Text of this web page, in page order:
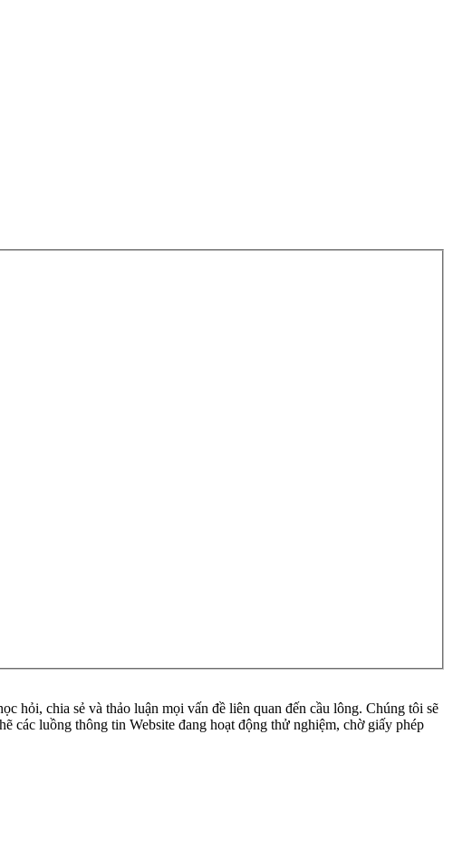
hỏi, chia sẻ và thảo luận mọi vấn đề liên quan đến cầu lông. Chúng tôi sẽ
các luồng thông tin Website đang hoạt động thử nghiệm, chờ giấy phép